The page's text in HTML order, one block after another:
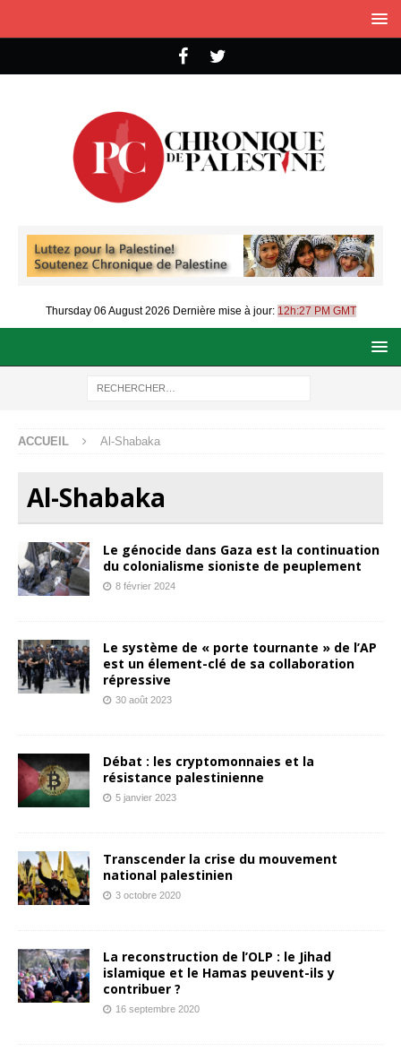
Thursday 06 August 2026 Dernière mise à jour: 12h:27 PM GMT
ACCUEIL Al-Shabaka
Al-Shabaka
Le génocide dans Gaza est la continuation
du colonialisme sioniste de peuplement
8 février 2024
Le système de « porte tournante » de l’AP
est un élement-clé de sa collaboration
répressive
30 août 2023
Débat : les cryptomonnaies et la
résistance palestinienne
5 janvier 2023
Transcender la crise du mouvement
national palestinien
3 octobre 2020
La reconstruction de l’OLP : le Jihad
islamique et le Hamas peuvent-ils y
contribuer ?
16 septembre 2020